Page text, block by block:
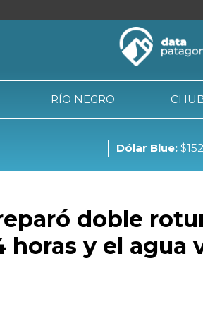
RÍO NEGRO
Dólar Blue:
RÍO NEGRO
doble
horas y el agua